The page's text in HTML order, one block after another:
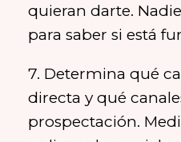
quieran darte.
para saber si está
7. Determina qué
directa y qué
prospectación.